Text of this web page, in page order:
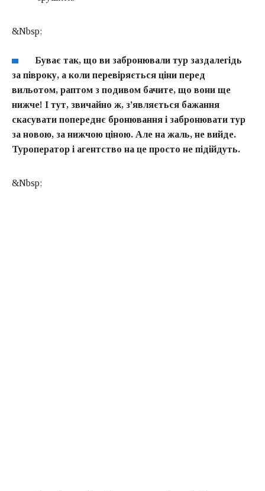
&Nbsp;
Буває так, що ви забронювали тур заздалегідь
за півроку, а коли перевіряється ціни перед
вильотом, раптом з подивом бачите, що вони ще
нижче! І тут, звичайно ж, з’являється бажання
скасувати попереднє бронювання і забронювати тур
за новою, за нижчою ціною. Але на жаль, не вийде.
Туроператор і агентство на це просто не підійдуть.
&Nbsp;